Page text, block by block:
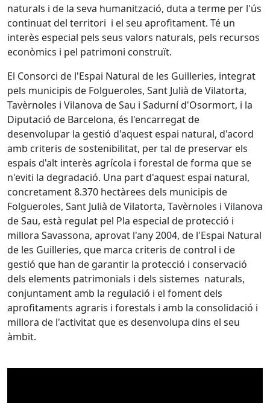
naturals i de la seva humanització, duta a terme per l'ús
continuat del territori ­ i el seu aprofitament. Té un
interès especial pels seus valors naturals, pels recursos
econòmics i pel patrimoni construït.
El Consorci de l'Espai Natural de les Guilleries, integrat
pels municipis de Folgueroles, Sant Julià de Vilatorta,
Tavèrnoles i Vilanova de Sau i Sadurní d'Osormort, i la
Diputació de Barcelona, és l'encarregat de
desenvolupar la gestió d'aquest ­espai natural, d'acord
amb criteris de sostenibilitat, per tal de preservar els
espais d'alt interès agrícola i forestal de forma que se
n'eviti la degradació. Una part d'aquest espai natural,
concretament 8.370 hectàrees dels municipis de
Folgueroles, Sant Julià de Vilatorta, Tavèrnoles i Vilanova
de Sau, està regulat pel Pla especial de protecció i
millora Savassona, aprovat l'any 2004, de l'Espai Natural
de les Guilleries, que marca criteris de control i de
gestió que han de garantir la protecció i conservació
dels elements patrimonials i dels sistemes ­ naturals,
conjuntament amb la regulació i el foment dels
aprofitaments agraris i forestals i amb la consolidació i
millora de l'activitat que es desenvolupa dins el seu
àmbit.